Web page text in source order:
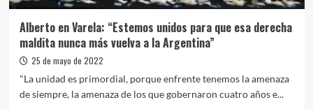
Alberto en Varela: “Estemos unidos para que esa derecha
maldita nunca más vuelva a la Argentina”
25 de mayo de 2022
"La unidad es primordial, porque enfrente tenemos la amenaza
de siempre, la amenaza de los que gobernaron cuatro años e...